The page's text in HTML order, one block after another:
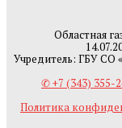
Областная
Учредитель: ГБУ СО
✆ +7 (343) 355-
Политика